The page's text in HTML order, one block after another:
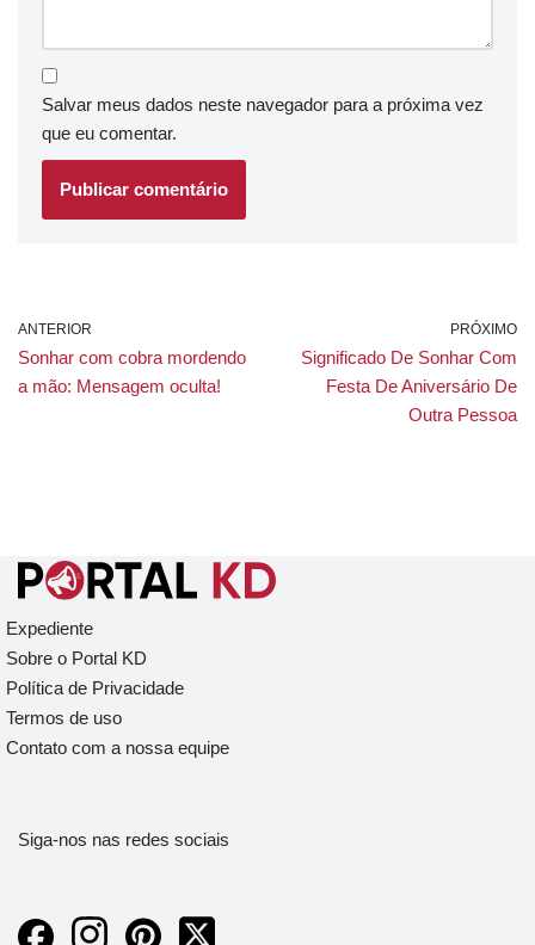
Salvar meus dados neste navegador para a próxima vez
que eu comentar.
ANTERIOR
Sonhar com cobra mordendo
a mão: Mensagem oculta!
PRÓXIMO
Significado De Sonhar Com
Festa De Aniversário De
Outra Pessoa
Expediente
Sobre o Portal KD
Política de Privacidade
Termos de uso
Contato com a nossa equipe
Siga-nos nas redes sociais